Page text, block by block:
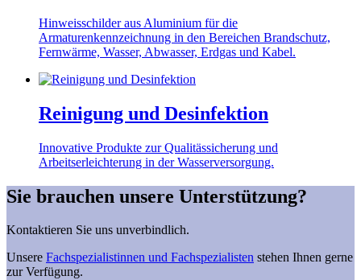
Hinweisschilder aus Aluminium für die
Armaturenkennzeichnung in den Bereichen Brandschutz,
Fernwärme, Wasser, Abwasser, Erdgas und Kabel.
Reinigung und Desinfektion
Innovative Produkte zur Qualitässicherung und
Arbeitserleichterung in der Wasserversorgung.
Sie brauchen unsere Unterstützung?
Kontaktieren Sie uns unverbindlich.
Unsere Fachspezialistinnen und Fachspezialisten stehen Ihnen gerne
zur Verfügung.